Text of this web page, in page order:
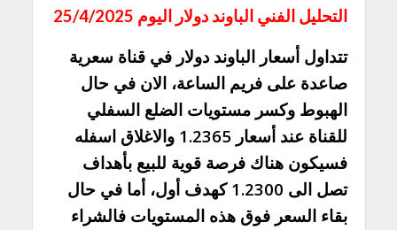
التحليل الفني الباوند دولار اليوم 25/4/2025
تتداول أسعار الباوند دولار في قناة سعرية
صاعدة على فريم الساعة، الان في حال
الهبوط وكسر مستويات الضلع السفلي
للقناة عند أسعار 1.2365 والاغلاق اسفله
فسيكون هناك فرصة قوية للبيع بأهداف
تصل الى 1.2300 كهدف أول، أما في حال
بقاء السعر فوق هذه المستويات فالشراء